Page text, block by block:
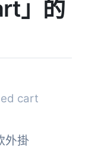
」的
cart
外掛